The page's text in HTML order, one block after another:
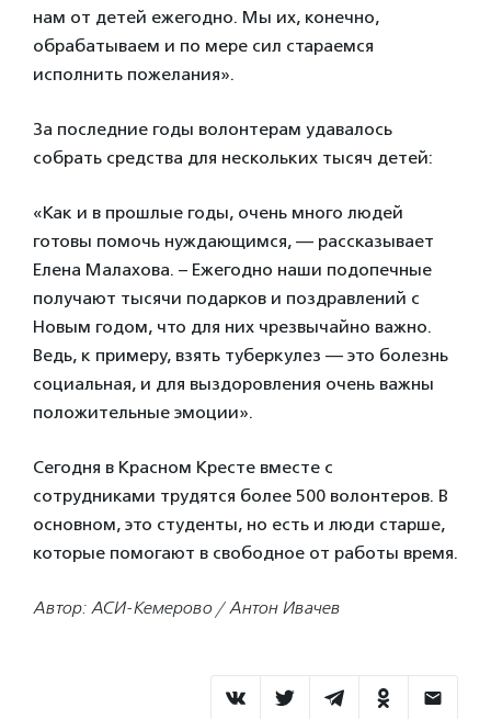
нам от детей ежегодно. Мы их, конечно,
обрабатываем и по мере сил стараемся
исполнить пожелания».
За последние годы волонтерам удавалось
собрать средства для нескольких тысяч детей:
«Как и в прошлые годы, очень много людей
готовы помочь нуждающимся, — рассказывает
Елена Малахова. – Ежегодно наши подопечные
получают тысячи подарков и поздравлений с
Новым годом, что для них чрезвычайно важно.
Ведь, к примеру, взять туберкулез — это болезнь
социальная, и для выздоровления очень важны
положительные эмоции».
Сегодня в Красном Кресте вместе с
сотрудниками трудятся более 500 волонтеров. В
основном, это студенты, но есть и люди старше,
которые помогают в свободное от работы время.
Автор: АСИ-Кемерово / Антон Ивачев